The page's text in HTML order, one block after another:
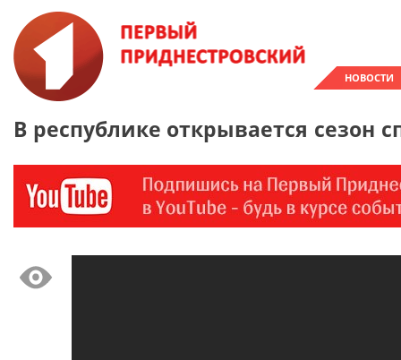
НОВОСТИ
В республике открывается сезон